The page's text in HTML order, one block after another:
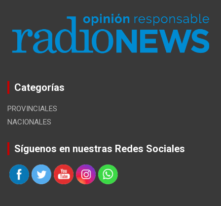
Categorías
PROVINCIALES
NACIONALES
Síguenos en nuestras Redes Sociales